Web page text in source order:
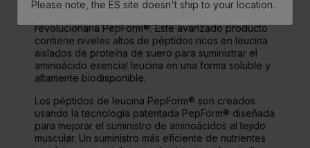
revolucionaria PepForm®. Este avanzado producto
contiene niveles altos de péptidos ricos en leucina
aislados de proteína de suero para suministrar el
aminoácido esencial leucina en una forma soluble y
altamente biodisponible.
Los péptidos de leucina PepForm® son creados
usando la tecnología patentada PepForm® diseñada
para mejorar el suministro de aminoácidos al tejido
muscular. Un suministro más eficiente de nutrientes
Please note, the ES site doesn't ship to your location.